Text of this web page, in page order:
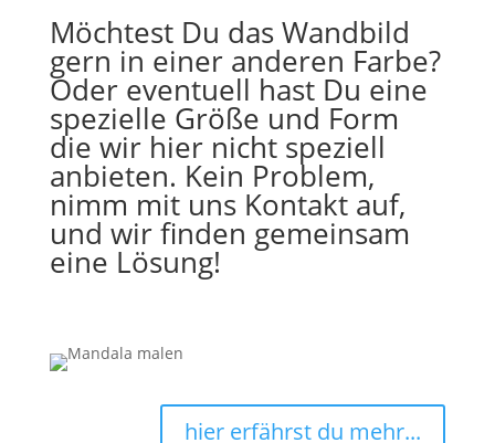
Möchtest Du das Wandbild
gern in einer anderen Farbe?
Oder eventuell hast Du eine
spezielle Größe und Form
die wir hier nicht speziell
anbieten. Kein Problem,
nimm mit uns Kontakt auf,
und wir finden gemeinsam
eine Lösung!
hier erfährst du mehr...